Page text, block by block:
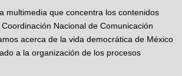
multimedia que concentra los contenidos
Nacional de Comunicación
acerca de la vida democrática de México
a la organización de los procesos